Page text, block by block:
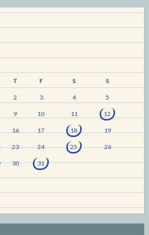
T F S S
2 3 4 5
9 10 11 12
16 17 18 19
23 24 25 26
30 31